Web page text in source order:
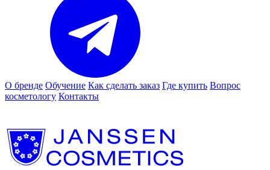
О бренде Обучение Как сделать заказ Где купить Вопрос
косметологу Контакты